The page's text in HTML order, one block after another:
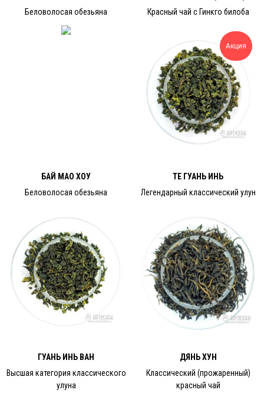
Беловолосая обезьяна
Красный чай с Гинкго билоба
БАЙ МАО ХОУ
Беловолосая обезьяна
Акция
ТЕ ГУАНЬ ИНЬ
Легендарный классический улун
ГУАНЬ ИНЬ ВАН
Высшая категория классического
улуна
ДЯНЬ ХУН
Классический (прожаренный)
красный чай